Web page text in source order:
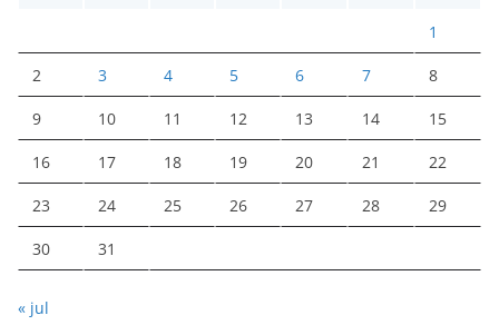
1
2 3 4 5 6 7 8
9 10 11 12 13 14 15
16 17 18 19 20 21 22
23 24 25 26 27 28 29
30 31
« jul